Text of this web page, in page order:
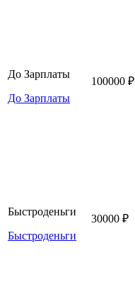
До Зарплаты
До Зарплаты
100000 ₽
Быстроденьги
Быстроденьги
30000 ₽